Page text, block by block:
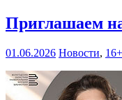
Приглашаем
01.06.2026 Новости, 16+